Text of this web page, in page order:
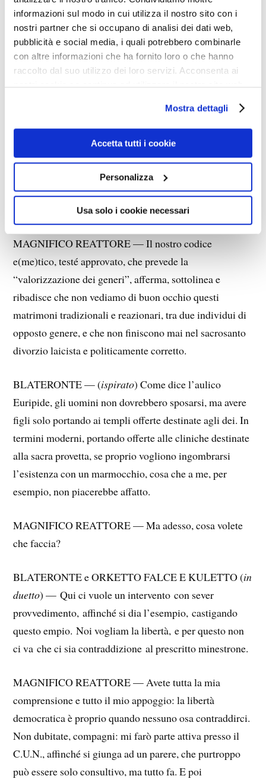
informazioni sul modo in cui utilizza il nostro sito con i
nostri partner che si occupano di analisi dei dati web,
pubblicità e social media, i quali potrebbero combinarle
con altre informazioni che ha fornito loro o che hanno
raccolto dal suo utilizzo dei loro servizi. Acconsenta ai
nostri cookie se continua ad utilizzare il nostro sito web.
Mostra dettagli
Accetta tutti i cookie
Personalizza
Usa solo i cookie necessari
ORKETTO FALCE E KULETTO — (stando sempre
dietro al maestro in atteggiamento come sopra )
Verissimo, verissimo, Magnifico Reattore, anch’io ho un
porro nel medesimo posto. Ahi, ahi, che male. Tutta
colpa di quel malefico individuo pieno di mania di
persecuzione, che osa perfino invitarci alla
BLATERONTE — Sospetto che dietro costui ci sia la
moglie, che dev’essere ancor più velenosa di lui, ed è
MAGNIFICO REATTORE — Il nostro codice
e(me)tico, testé approvato, che prevede la
“valorizzazione dei generi”, afferma, sottolinea e
ribadisce che non vediamo di buon occhio questi
matrimoni tradizionali e reazionari, tra due individui di
opposto genere, e che non finiscono mai nel sacrosanto
divorzio laicista e politicamente corretto.
BLATERONTE — (ispirato) Come dice l’aulico
Euripide, gli uomini non dovrebbero sposarsi, ma avere
figli solo portando ai templi offerte destinate agli dei. In
termini moderni, portando offerte alle cliniche destinate
alla sacra provetta, se proprio vogliono ingombrarsi
l’esistenza con un marmocchio, cosa che a me, per
esempio, non piacerebbe affatto.
MAGNIFICO REATTORE — Ma adesso, cosa volete
che faccia?
BLATERONTE e ORKETTO FALCE E KULETTO (in
duetto) — Qui ci vuole un intervento con sever
provvedimento, affinché si dia l’esempio, castigando
questo empio. Noi vogliam la libertà, e per questo non
ci va che ci sia contraddizione al prescritto minestrone.
MAGNIFICO REATTORE — Avete tutta la mia
comprensione e tutto il mio appoggio: la libertà
democratica è proprio quando nessuno osa contraddirci.
Non dubitate, compagni: mi farò parte attiva presso il
C.U.N., affinché si giunga ad un parere, che purtroppo
può essere solo consultivo, ma tutto fa. E poi